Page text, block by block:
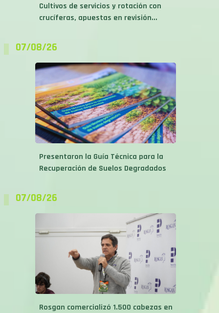
Cultivos de servicios y rotación con
crucíferas, apuestas en revisión...
07/08/26
Presentaron la Guía Técnica para la
Recuperación de Suelos Degradados
07/08/26
Rosgan comercializó 1.500 cabezas en